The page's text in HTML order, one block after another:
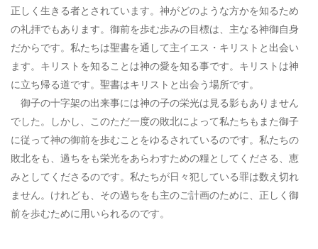
正しく生きる者とされています。神がどのような方かを知るため
の礼拝でもあります。御前を歩む歩みの目標は、主なる神御自身
だからです。私たちは聖書を通して主イエス・キリストと出会い
ます。キリストを知ることは神の愛を知る事です。キリストは神
に立ち帰る道です。聖書はキリストと出会う場所です。
御子の十字架の出来事には神の子の栄光は見る影もありません
でした。しかし、このただ一度の敗北によって私たちもまた御子
に従って神の御前を歩むことをゆるされているのです。私たちの
敗北をも、過ちをも栄光をあらわすための糧としてくださる、恵
みとしてくださるのです。私たちが日々犯している罪は数え切れ
ません。けれども、その過ちをも主のご計画のために、正しく御
前を歩むために用いられるのです。